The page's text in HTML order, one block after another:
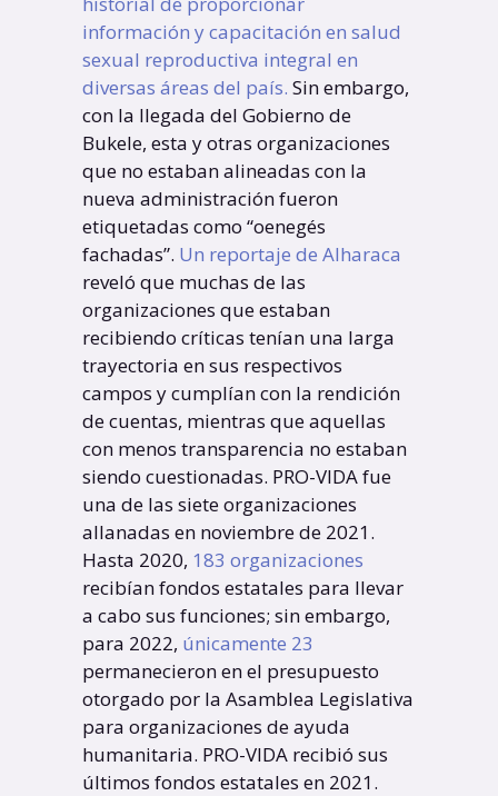
información y capacitación en salud
sexual reproductiva integral en
diversas áreas del país. Sin embargo,
con la llegada del Gobierno de
Bukele, esta y otras organizaciones
que no estaban alineadas con la
nueva administración fueron
etiquetadas como “oenegés
fachadas”. Un reportaje de Alharaca
reveló que muchas de las
organizaciones que estaban
recibiendo críticas tenían una larga
trayectoria en sus respectivos
campos y cumplían con la rendición
de cuentas, mientras que aquellas
con menos transparencia no estaban
siendo cuestionadas. PRO-VIDA fue
una de las siete organizaciones
allanadas en noviembre de 2021.
Hasta 2020, 183 organizaciones
recibían fondos estatales para llevar
a cabo sus funciones; sin embargo,
para 2022, únicamente 23
permanecieron en el presupuesto
otorgado por la Asamblea Legislativa
para organizaciones de ayuda
humanitaria. PRO-VIDA recibió sus
últimos fondos estatales en 2021.